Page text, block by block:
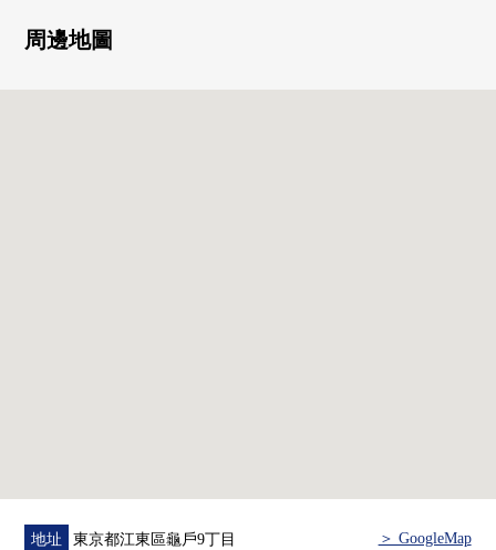
・宅配保管櫃
▼周邊環境
・到淺間堅川小學校步行5分鐘(約350m)
周邊地圖
地址 東京都江東區龜戶9丁目 ＞ GoogleMap